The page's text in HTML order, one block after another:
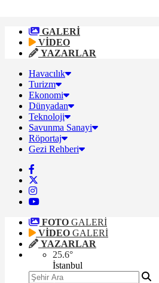
GALERİ
VİDEO
YAZARLAR
Havacılık
Turizm
Ekonomi
Dünyadan
Teknoloji
Savunma Sanayi
Röportaj
Gezi Rehberi
FOTO GALERİ
VİDEO GALERİ
YAZARLAR
25.6°
İstanbul